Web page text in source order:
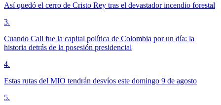
Así quedó el cerro de Cristo Rey tras el devastador incendio forestal
3.
Cuando Cali fue la capital política de Colombia por un día: la
historia detrás de la posesión presidencial
4.
Estas rutas del MIO tendrán desvíos este domingo 9 de agosto
5.